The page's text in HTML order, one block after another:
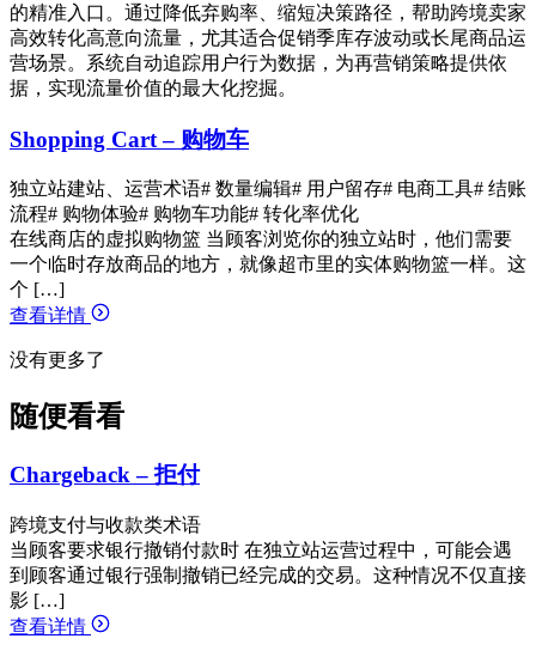
的精准入口。通过降低弃购率、缩短决策路径，帮助跨境卖家
高效转化高意向流量，尤其适合促销季库存波动或长尾商品运
营场景。系统自动追踪用户行为数据，为再营销策略提供依
据，实现流量价值的最大化挖掘。
Shopping Cart – 购物车
独立站建站、运营术语# 数量编辑# 用户留存# 电商工具# 结账
流程# 购物体验# 购物车功能# 转化率优化
在线商店的虚拟购物篮 当顾客浏览你的独立站时，他们需要
一个临时存放商品的地方，就像超市里的实体购物篮一样。这
个 […]
查看详情
没有更多了
随便看看
Chargeback – 拒付
跨境支付与收款类术语
当顾客要求银行撤销付款时 在独立站运营过程中，可能会遇
到顾客通过银行强制撤销已经完成的交易。这种情况不仅直接
影 […]
查看详情